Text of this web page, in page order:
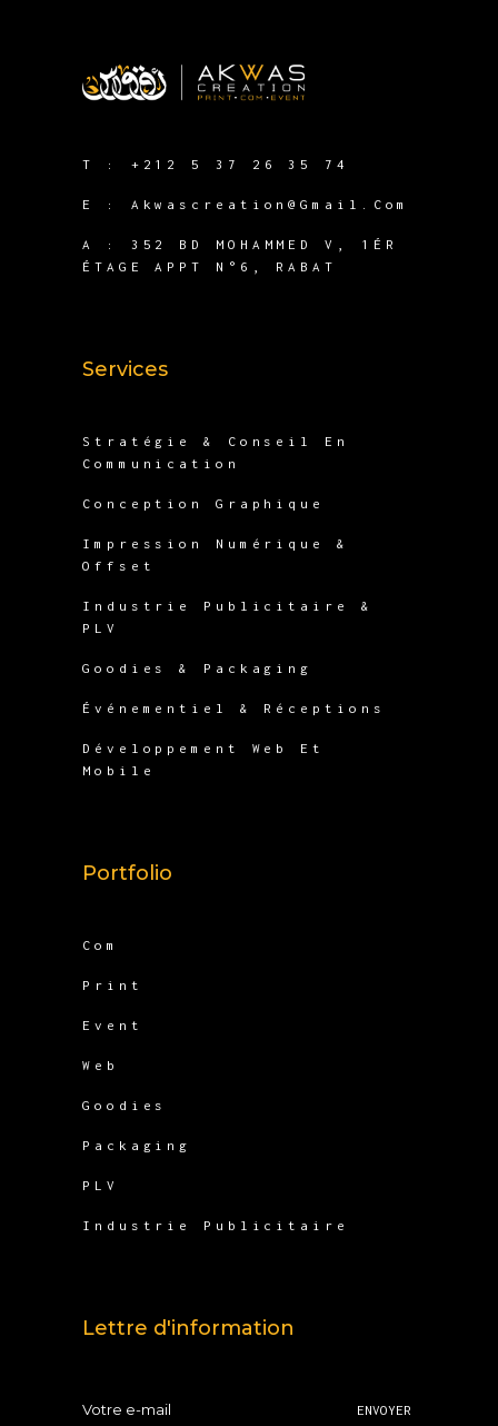
T : +212 5 37 26 35 74
E : Akwascreation@gmail.com
A :
352 BD MOHAMMED V, 1ÉR
ÉTAGE APPT N°6, RABAT
Services
Stratégie & Conseil En
Communication
Conception Graphique
Impression Numérique &
Offset
Industrie Publicitaire &
PLV
Goodies & Packaging
Événementiel & Réceptions
Développement Web Et
Mobile
Portfolio
Com
Print
Event
Web
Goodies
Packaging
PLV
Industrie Publicitaire
Lettre d'information
ENVOYER